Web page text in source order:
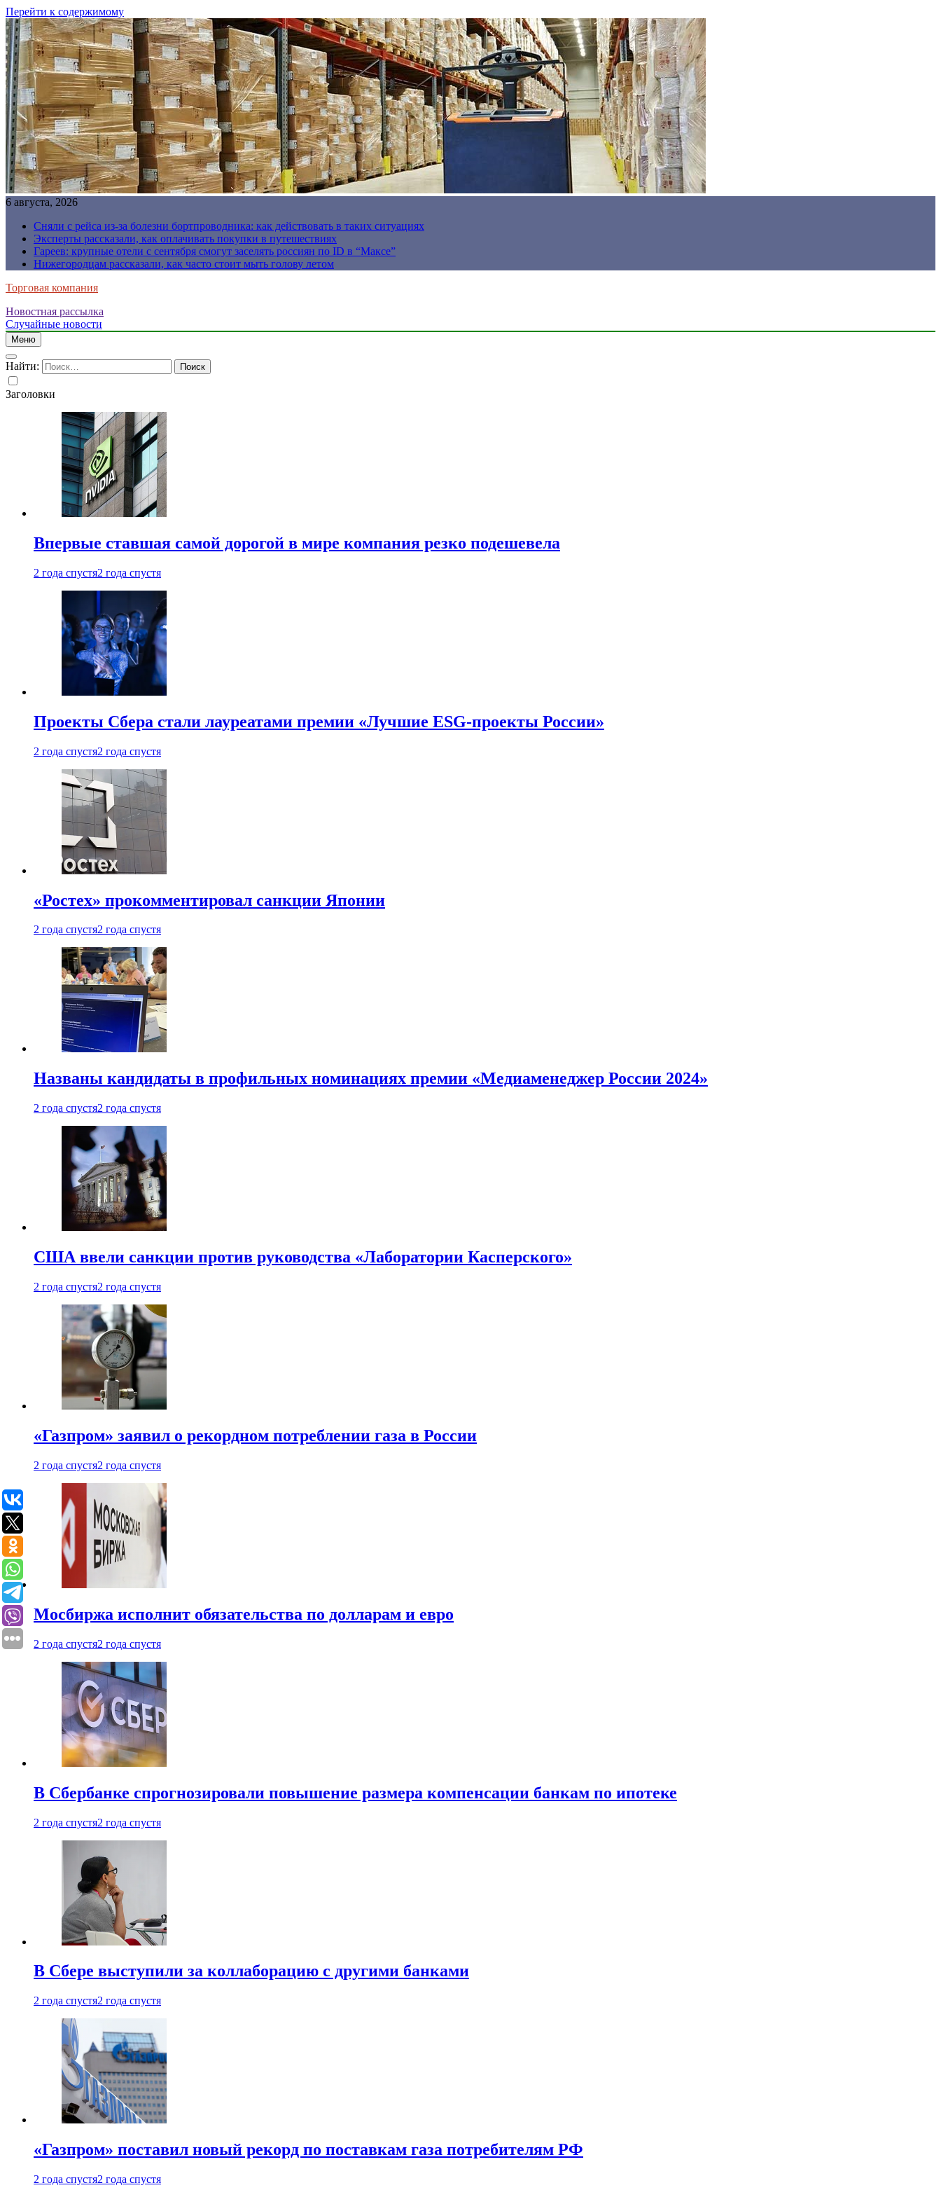
Перейти к содержимому
6 августа, 2026
Сняли с рейса из-за болезни бортпроводника: как действовать в таких ситуациях
Эксперты рассказали, как оплачивать покупки в путешествиях
Гареев: крупные отели с сентября смогут заселять россиян по ID в “Максе”
Нижегородцам рассказали, как часто стоит мыть голову летом
Торговая компания
Новостная рассылка
Случайные новости
Меню
Найти:
Заголовки
Впервые ставшая самой дорогой в мире компания резко подешевела
2 года спустя2 года спустя
Проекты Сбера стали лауреатами премии «Лучшие ESG-проекты России»
2 года спустя2 года спустя
«Ростех» прокомментировал санкции Японии
2 года спустя2 года спустя
Названы кандидаты в профильных номинациях премии «Медиаменеджер России 2024»
2 года спустя2 года спустя
США ввели санкции против руководства «Лаборатории Касперского»
2 года спустя2 года спустя
«Газпром» заявил о рекордном потреблении газа в России
2 года спустя2 года спустя
Мосбиржа исполнит обязательства по долларам и евро
2 года спустя2 года спустя
В Сбербанке спрогнозировали повышение размера компенсации банкам по ипотеке
2 года спустя2 года спустя
В Сбере выступили за коллаборацию с другими банками
2 года спустя2 года спустя
«Газпром» поставил новый рекорд по поставкам газа потребителям РФ
2 года спустя2 года спустя